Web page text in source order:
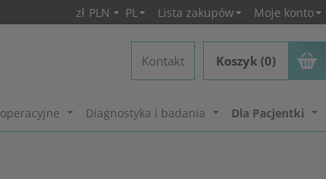
zł PLN PL Lista zakupów Moje konto
Kontakt Koszyk (0)
Diagnostyka i badania Dla Pacjentki